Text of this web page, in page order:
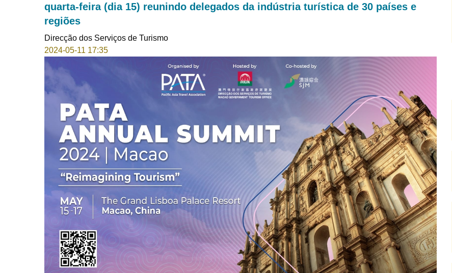
quarta-feira (dia 15) reunindo delegados da indústria turística de 30 países e
regiões
Direcção dos Serviços de Turismo
2024-05-11 17:35